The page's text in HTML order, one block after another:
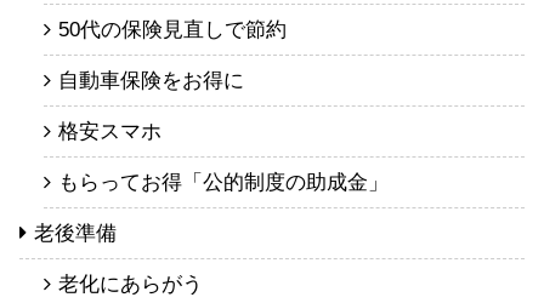
50代の保険見直しで節約
自動車保険をお得に
格安スマホ
もらってお得「公的制度の助成金」
老後準備
老化にあらがう